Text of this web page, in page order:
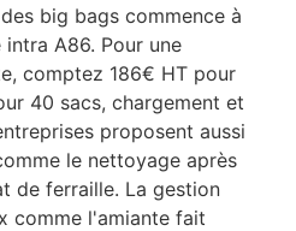
big bags commence à
A86. Pour une
comptez 186€ HT pour
40 sacs, chargement et
proposent aussi
le nettoyage après
de ferraille. La gestion
comme l'amiante fait